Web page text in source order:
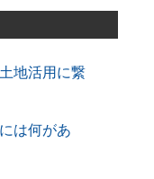
地活用に繋
は何があ